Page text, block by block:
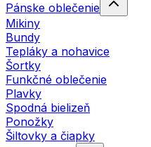
Pánske oblečenie
Mikiny
Bundy
Tepláky a nohavice
Šortky
Funkčné oblečenie
Plavky
Spodná bielizeň
Ponožky
Šiltovky a čiapky